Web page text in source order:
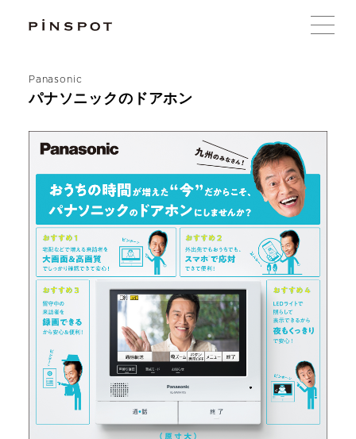
Panasonic
パナソニックのドアホン